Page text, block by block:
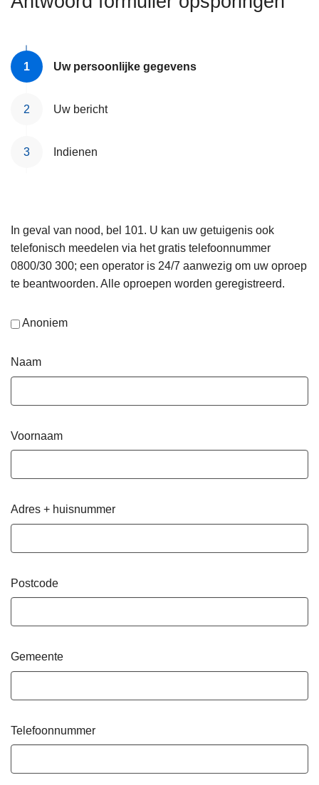
Uw persoonlijke gegevens
Uw bericht
Indienen
In geval van nood, bel 101. U kan uw getuigenis ook
telefonisch meedelen via het gratis telefoonnummer
0800/30 300; een operator is 24/7 aanwezig om uw oproep
te beantwoorden. Alle oproepen worden geregistreerd.
Anoniem
Naam
Voornaam
Adres + huisnummer
Postcode
Gemeente
Telefoonnummer